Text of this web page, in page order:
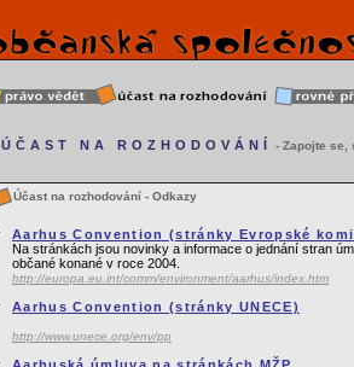
ÚČAST NA ROZHODOVÁNÍ - Zapojte se,
Účast na rozhodování - Odkazy
Aarhus Convention (stránky Evropské
Na stránkách jsou novinky a informace o jednání stran
občané konané v roce 2004.
http://europa.eu.int/comm/environment/aarhus/index.htm
Aarhus Convention (stránky UNECE)
http://www.unece.org/env/pp